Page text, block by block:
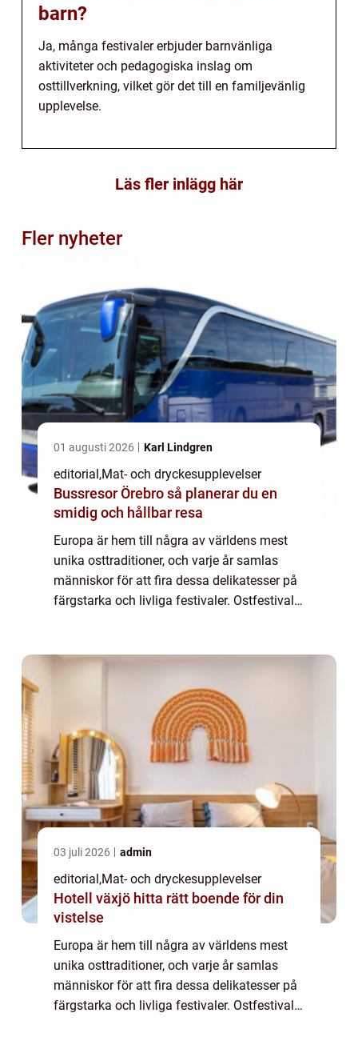
barn?
Ja, många festivaler erbjuder barnvänliga
aktiviteter och pedagogiska inslag om
osttillverkning, vilket gör det till en familjevänlig
upplevelse.
Läs fler inlägg här
Fler nyheter
01 augusti 2026 Karl Lindgren
editorial,Mat- och dryckesupplevelser
Bussresor Örebro så planerar du en
smidig och hållbar resa
Europa är hem till några av världens mest
unika osttraditioner, och varje år samlas
människor för att fira dessa delikatesser på
färgstarka och livliga festivaler. Ostfestivaler
03 juli 2026 admin
editorial,Mat- och dryckesupplevelser
Hotell växjö hitta rätt boende för din
vistelse
Europa är hem till några av världens mest
unika osttraditioner, och varje år samlas
människor för att fira dessa delikatesser på
färgstarka och livliga festivaler. Ostfestivaler